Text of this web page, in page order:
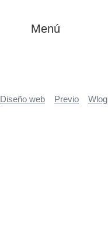
Menú
Diseño web Previo Wlog